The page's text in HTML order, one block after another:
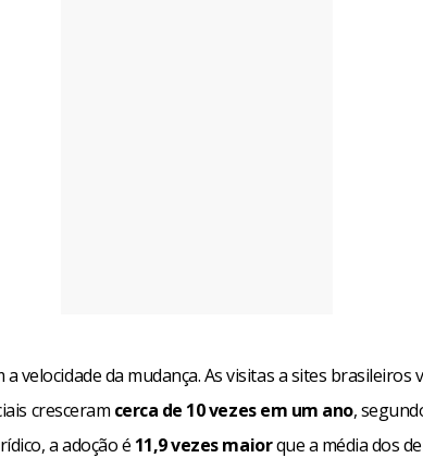
velocidade da mudança. As visitas a sites brasileiros
cresceram cerca de 10 vezes em um ano,
a adoção é 11,9 vezes maiorque a média dos